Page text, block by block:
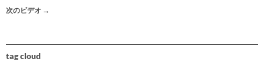
次のビデオ →
tag cloud